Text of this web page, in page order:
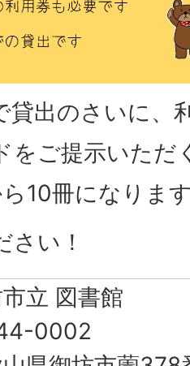
貸出のさいに、
をご提示いただ
10冊になりま
さい！
立 図書館
0002